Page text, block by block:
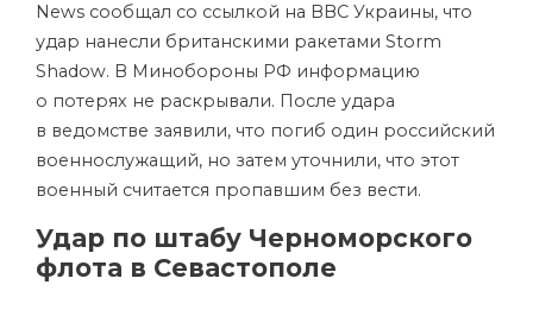
News сообщал со ссылкой на ВВС Украины, что
удар нанесли британскими ракетами Storm
Shadow. В Минобороны РФ информацию
о потерях не раскрывали. После удара
в ведомстве заявили, что погиб один российский
военнослужащий, но затем уточнили, что этот
военный считается пропавшим без вести.
Удар по штабу Черноморского
флота в Севастополе